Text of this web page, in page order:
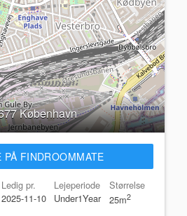
København
PÅ FINDROOMMATE
Ledig pr.
2025-11-10
Lejeperiode
Under1Year
Størrelse
25m2